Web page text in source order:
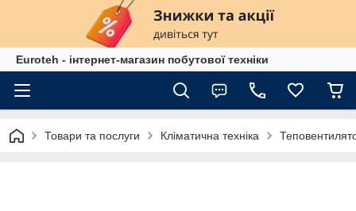
Euroteh - інтернет-магазин побутової техніки
Товари та послуги Кліматична техніка